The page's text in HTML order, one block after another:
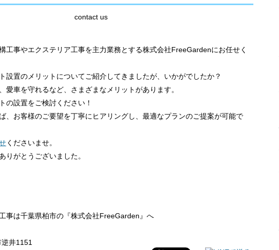
工事やエクステリア工事を主力業務とする株式会社FreeGardenにお任せく
設置のメリットについてご紹介してきましたが、いかがでしたか？
愛車を守れるなど、さまざまなメリットがあります。
の設置をご検討ください！
、お客様のご要望を丁寧にヒアリングし、最適なプランのご提案が可能で
くださいませ。
りがとうございました。
事は千葉県柏市の『株式会社FreeGarden』へ
井1151